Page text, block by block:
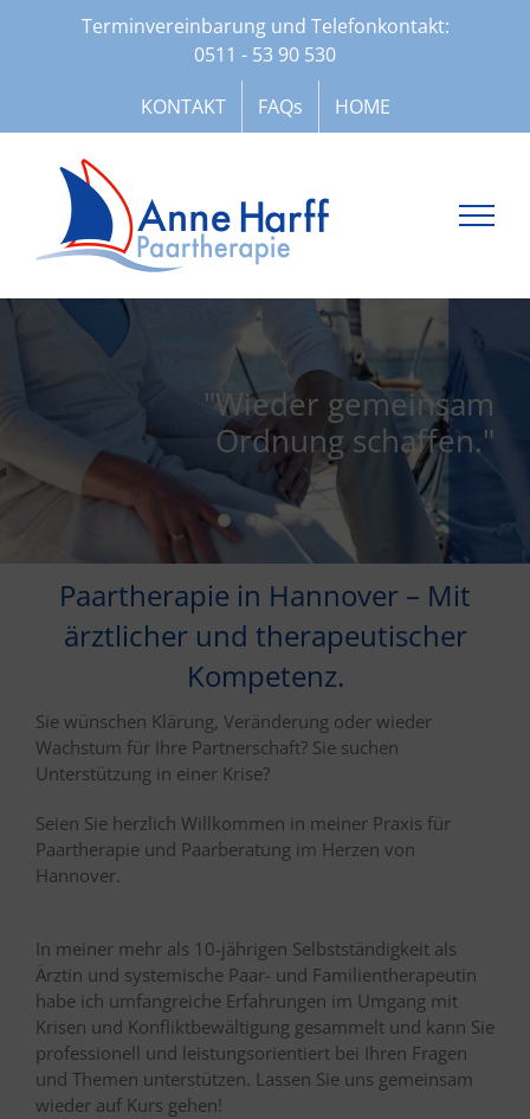
Terminvereinbarung und Telefonkontakt:
0511 - 53 90 530
KONTAKT FAQs HOME
"Wieder gemeinsam
Ordnung schaffen."
Paartherapie in Hannover – Mit
ärztlicher und therapeutischer
Kompetenz.
Sie wünschen Klärung, Veränderung oder wieder
Wachstum für Ihre Partnerschaft? Sie suchen
Unterstützung in einer Krise?
Seien Sie herzlich Willkommen in meiner Praxis für
Paartherapie und Paarberatung im Herzen von
Hannover.
In meiner mehr als 10-jährigen Selbstständigkeit als
Ärztin und systemische Paar- und Familientherapeutin
habe ich umfangreiche Erfahrungen im Umgang mit
Krisen und Konfliktbewältigung gesammelt und kann Sie
professionell und leistungsorientiert bei Ihren Fragen
und Themen unterstützen. Lassen Sie uns gemeinsam
wieder auf Kurs gehen!